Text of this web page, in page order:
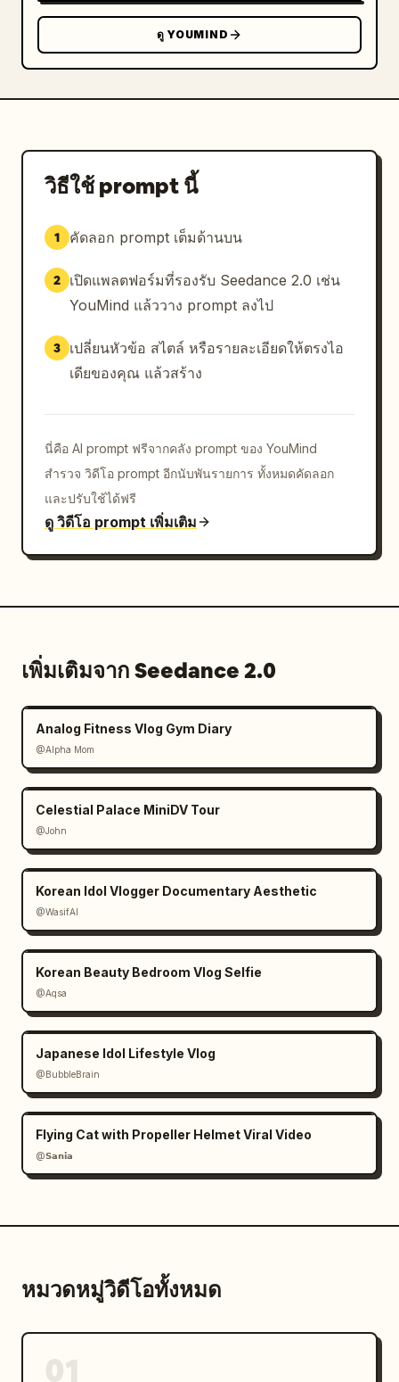
การตัดต่อที่รวดเร็วและเต็มไปด้วยพลังตามจังหวะกลอง
[00:08-00:10]
ภายในพิพิธภัณฑ์ลูฟร์ข้างภาพโมนาลิซา บรรยากาศ Vlog
— เอฟเฟกต์แสงแฟลชจากกล้อง
— สบตาใกล้ๆ กับกล้อง
— เปลี่ยนฉากด้วยการซูมเข้าอย่างรวดเร็ว
ข้างและเสียงชัตเตอร์กล้อง
[00:12-00:13]
ฉากในหอนาฬิกาขนาดใหญ่ กล้องเคลื่อนที่หมุนรอบใบหน้า
นาฬิกายักษ์ เธอพูดกระซิบเบาๆ เป็นภาษาญี่ปุ่นว่า:
「パリ、大好き。」
[00:13-00:15]
ตัดต่อภาพปารีสครั้งสุดท้ายแบบรวดเร็วที่สุด:
— ช็อตเดินบนถนนช็องเซลิเซ่
— แสงระยิบระยับของหอไอเฟล
— ช็อตหันกลับมามองที่นอเทรอดาม
ปิดท้ายด้วยเอฟเฟกต์แสงแฟลชจากกล้อง
ดู YOUMIND
วิธีใช้ prompt นี้
1 คัดลอก prompt เต็มด้านบน
2
เปิดแพลตฟอร์มที่รองรับ Seedance 2.0 เช่น
YouMind แล้ววาง prompt ลงไป
3
เปลี่ยนหัวข้อ สไตล์ หรือรายละเอียดให้ตรงไอ
เดียของคุณ แล้วสร้าง
นี่คือ AI prompt ฟรีจากคลัง prompt ของ YouMind
สำรวจ วิดีโอ prompt อีกนับพันรายการ ทั้งหมดคัดลอก
และปรับใช้ได้ฟรี
ดู วิดีโอ prompt เพิ่มเติม
เพิ่มเติมจาก Seedance 2.0
Analog Fitness Vlog Gym Diary
@Alpha Mom
Celestial Palace MiniDV Tour
@John
Korean Idol Vlogger Documentary Aesthetic
@WasifAI
Korean Beauty Bedroom Vlog Selfie
@Aqsa
Japanese Idol Lifestyle Vlog
@BubbleBrain
Flying Cat with Propeller Helmet Viral Video
@𝗦𝗮𝗻𝗶𝗮
หมวดหมู่วิดีโอทั้งหมด